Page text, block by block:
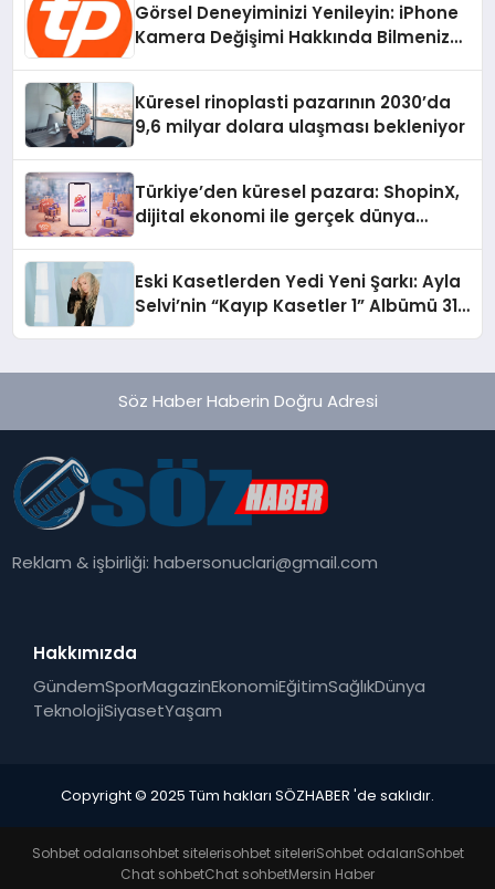
Görsel Deneyiminizi Yenileyin: iPhone
Kamera Değişimi Hakkında Bilmeniz
Küresel rinoplasti pazarının 2030’da
9,6 milyar dolara ulaşması bekleniyor
Türkiye’den küresel pazara: ShopinX,
dijital ekonomi ile gerçek dünya
Eski Kasetlerden Yedi Yeni Şarkı: Ayla
Selvi’nin “Kayıp Kasetler 1” Albümü 31
Söz Haber Haberin Doğru Adresi
Reklam & işbirliği:habersonuclari@gmail.com
Hakkımızda
GündemSporMagazinEkonomiEğitimSağlıkDünya
TeknolojiSiyasetYaşam
Copyright © 2025 Tüm hakları SÖZHABER 'de saklıdır.
Sohbet odalarısohbet sitelerisohbet siteleriSohbet odalarıSohbet
Chat sohbetChat sohbetMersin Haber